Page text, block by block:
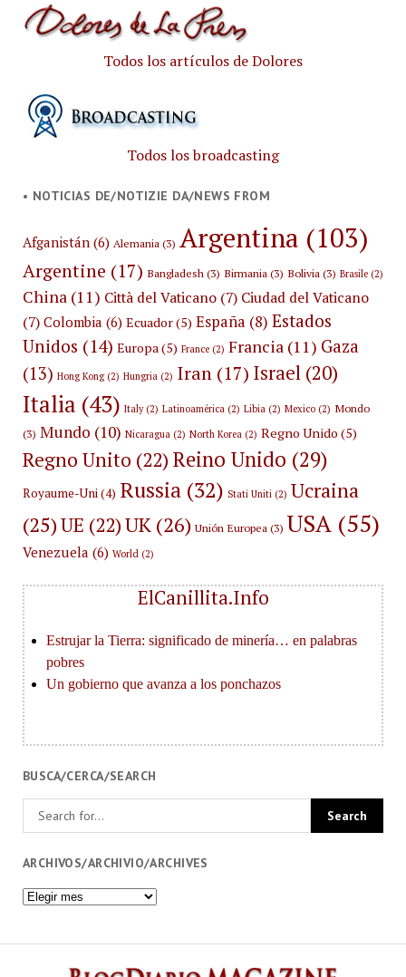
Todos los artículos de Dolores
Todos los broadcasting
• NOTICIAS DE/NOTIZIE DA/NEWS FROM
Afganistán(6) Alemania (3) Argentina (103)
Argentine (17) Bangladesh (3) Birmania (3) Bolivia (3) Brasile(2)
China(11) Città del Vaticano(7) Ciudad del Vaticano
(7) Colombia (6) Ecuador(5) España (8) Estados
Unidos (14) Europa(5) France(2) Francia(11) Gaza
(13) Hong Kong(2) Hungria(2) Iran(17) Israel(20)
Italia (43) Italy(2) Latinoamérica(2) Libia(2) Mexico(2) Mondo
(3) Mundo (10) Nicaragua(2) North Korea(2) Regno Unido (5)
Regno Unito (22) Reino Unido (29)
Royaume-Uni(4) Russia(32) Stati Uniti(2) Ucraina
(25)UE (22)UK(26) Unión Europea (3) USA(55)
Venezuela (6) World(2)
ElCanillita.Info
BUSCA/CERCA/SEARCH
ARCHIVOS/ARCHIVIO/ARCHIVES
Archivos/Archivio/Archives